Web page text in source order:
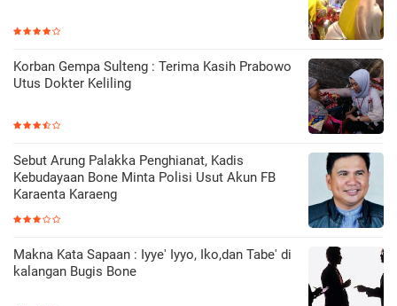
Korban Gempa Sulteng : Terima Kasih Prabowo
Utus Dokter Keliling
Sebut Arung Palakka Penghianat, Kadis
Kebudayaan Bone Minta Polisi Usut Akun FB
Karaenta Karaeng
Makna Kata Sapaan : Iyye' Iyyo, Iko,dan Tabe' di
kalangan Bugis Bone